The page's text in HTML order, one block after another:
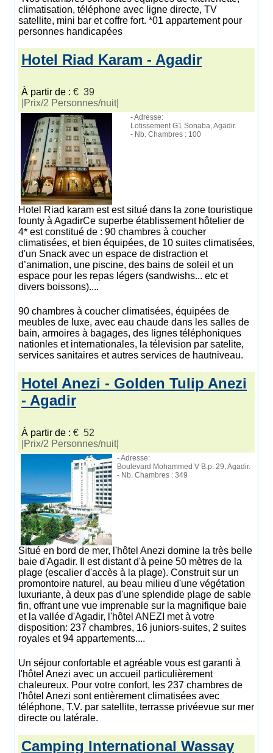
climatisation, téléphone avec ligne directe, TV
satellite, mini bar et coffre fort. *01 appartement pour
personnes handicapées
Hotel Riad Karam - Agadir
À partir de : € 39
|Prix/2 Personnes/nuit|
- Adresse:
Lotissement G1 Sonaba, Agadir.
- Nb. Chambres : 100
Hotel Riad karam est est situé dans la zone touristique
founty à AgadirCe superbe établissement hôtelier de
4* est constitué de : 90 chambres à coucher
climatisées, et bien équipées, de 10 suites climatisées,
d'un Snack avec un espace de distraction et
d’animation, une piscine, des bains de soleil et un
espace pour les repas légers (sandwishs... etc et
divers boissons)....
90 chambres à coucher climatisées, équipées de
meubles de luxe, avec eau chaude dans les salles de
bain, armoires à bagages, des lignes téléphoniques
nationles et internationales, la télevision par satelite,
services sanitaires et autres services de hautniveau.
Hotel Anezi - Golden Tulip Anezi
- Agadir
À partir de : € 52
|Prix/2 Personnes/nuit|
- Adresse:
Boulevard Mohammed V B.p. 29, Agadir.
- Nb. Chambres : 349
Situé en bord de mer, l'hôtel Anezi domine la très belle
baie d'Agadir. Il est distant d'à peine 50 mètres de la
plage (escalier d'accès à la plage). Construit sur un
promontoire naturel, au beau milieu d'une végétation
luxuriante, à deux pas d'une splendide plage de sable
fin, offrant une vue imprenable sur la magnifique baie
et la vallée d'Agadir, l'hôtel ANEZI met à votre
disposition: 237 chambres, 16 juniors-suites, 2 suites
royales et 94 appartements....
Un séjour confortable et agréable vous est garanti à
l'hôtel Anezi avec un accueil particulièrement
chaleureux. Pour votre confort, les 237 chambres de
l'hôtel Anezi sont entièrement climatisées avec
téléphone, T.V. par satellite, terrasse privéevue sur mer
directe ou latérale.
Camping International Wassay